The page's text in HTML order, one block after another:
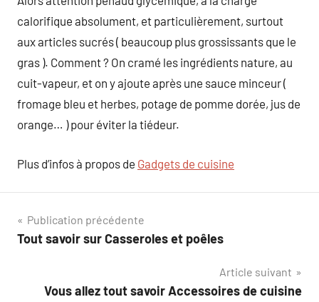
calorifique absolument, et particulièrement, surtout
aux articles sucrés ( beaucoup plus grossissants que le
gras ). Comment ? On cramé les ingrédients nature, au
cuit-vapeur, et on y ajoute après une sauce minceur (
fromage bleu et herbes, potage de pomme dorée, jus de
orange… ) pour éviter la tiédeur.
Plus d’infos à propos de Gadgets de cuisine
Navigation
de
Publication précédente
Tout savoir sur Casseroles et poêles
Article suivant
Vous allez tout savoir Accessoires de cuisine